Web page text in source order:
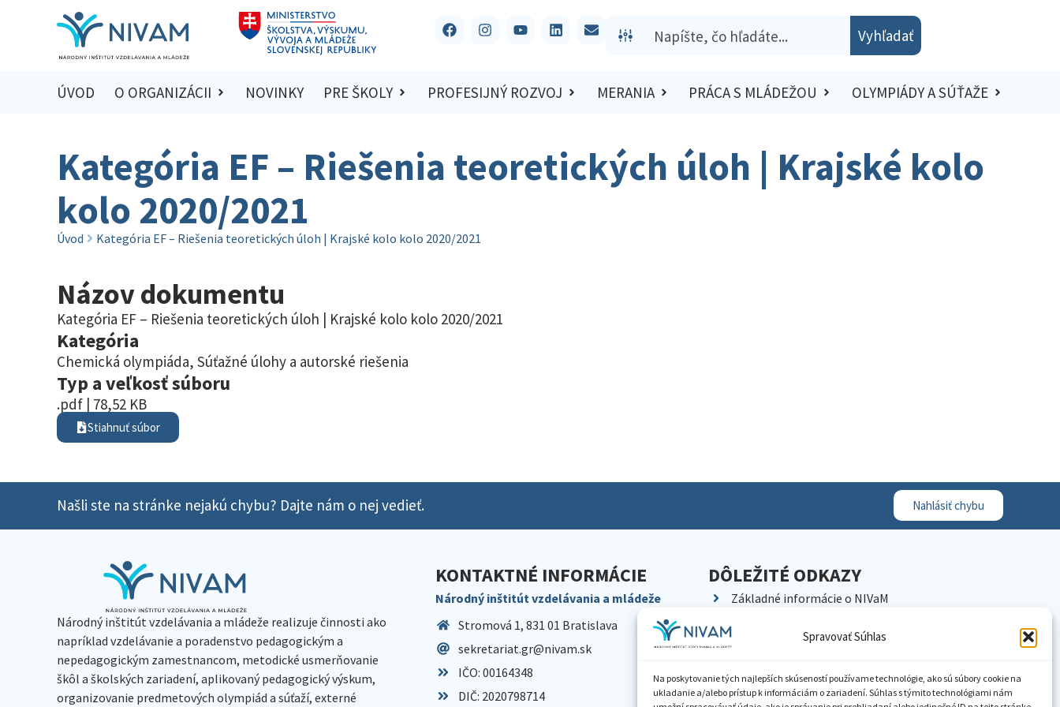
Spravovať Súhlas
Na poskytovanie tých najlepších skúseností používame technológie, ako sú súbory cookie na
ukladanie a/alebo prístup k informáciám o zariadení. Súhlas s týmito technológiami nám
Vyhľadať
ÚVOD O ORGANIZÁCII NOVINKY PRE ŠKOLY PROFESIJNÝ ROZVOJ MERANIA PRÁCA S MLÁDEŽOU OLYMPIÁDY A SÚŤAŽE
Kategória EF – Riešenia teoretických úloh | Krajské kolo
kolo 2020/2021
Úvod Kategória EF – Riešenia teoretických úloh | Krajské kolo kolo 2020/2021
Názov dokumentu
Kategória EF – Riešenia teoretických úloh | Krajské kolo kolo 2020/2021
Kategória
Chemická olympiáda, Súťažné úlohy a autorské riešenia
Typ a veľkosť súboru
.pdf | 78,52 KB
Stiahnuť súbor
Našli ste na stránke nejakú chybu? Dajte nám o nej vedieť. Nahlásiť chybu
Národný inštitút vzdelávania a mládeže realizuje činnosti ako
napríklad vzdelávanie a poradenstvo pedagogickým a
nepedagogickým zamestnancom, metodické usmerňovanie
škôl a školských zariadení, aplikovaný pedagogický výskum,
organizovanie predmetových olympiád a súťaží, externé
KONTAKTNÉ INFORMÁCIE
Národný inštitút vzdelávania a mládeže
Stromová 1, 831 01 Bratislava
sekretariat.gr@nivam.sk
IČO: 00164348
DIČ: 2020798714
DÔLEŽITÉ ODKAZY
Základné informácie o NIVaM
Kariéra
Pracoviská NIVaM